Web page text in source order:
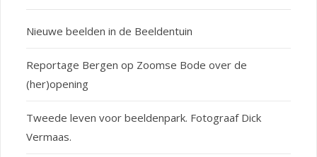
Nieuwe beelden in de Beeldentuin
Reportage Bergen op Zoomse Bode over de
(her)opening
Tweede leven voor beeldenpark. Fotograaf Dick
Vermaas.